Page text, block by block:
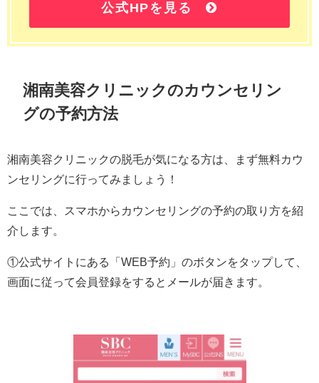
公式HPを見る
湘南美容クリニックのカウンセリン
グの予約方法
湘南美容クリニックの脱毛が気になる方は、まず無料カウ
ンセリングに行ってみましょう！
ここでは、スマホからカウンセリングの予約の取り方を紹
介します。
①公式サイトにある「WEB予約」のボタンをタップして、
画面に従って会員登録をするとメールが届きます。